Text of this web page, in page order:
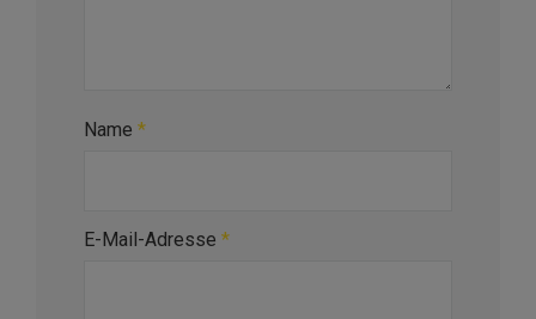
Name *
E-Mail-Adresse *